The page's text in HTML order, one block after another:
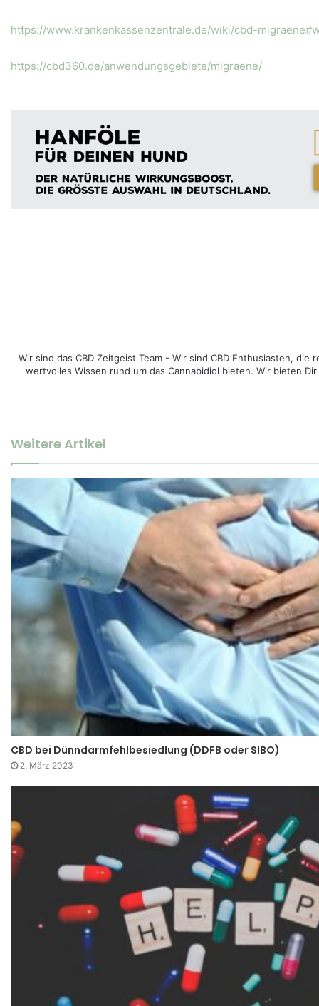
https://www.krankenkassenzentrale.de/wiki/cbd-
https://cbd360.de/anwendungsgebiete/migraene/
Wir sind das CBD Zeitgeist Team - Wir sind CBD Enthusiasten,
wertvolles Wissen rund um das Cannabidiol bieten. Wir bieten
Weitere Artikel
CBD bei Dünndarmfehlbesiedlung (DDFB oder SIBO)
2. März 2023